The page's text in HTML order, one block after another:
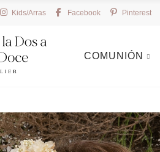
Kids/Arras Facebook Pinterest
COMUNIÓN